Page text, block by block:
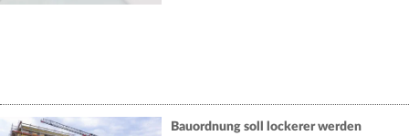
Bauordnung soll lockerer werden